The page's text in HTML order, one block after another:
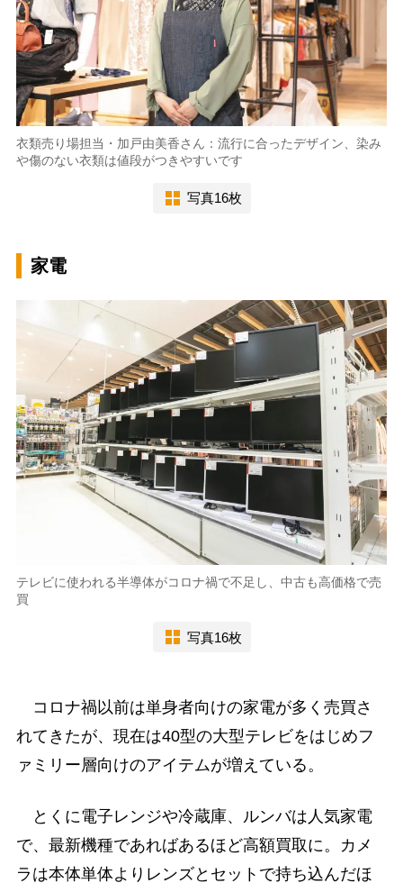
衣類売り場担当・加戸由美香さん：流行に合ったデザイン、染み
や傷のない衣類は値段がつきやすいです
写真16枚
家電
テレビに使われる半導体がコロナ禍で不足し、中古も高価格で売
買
写真16枚
コロナ禍以前は単身者向けの家電が多く売買さ
れてきたが、現在は40型の大型テレビをはじめフ
ァミリー層向けのアイテムが増えている。
とくに電子レンジや冷蔵庫、ルンバは人気家電
で、最新機種であればあるほど高額買取に。カメ
ラは本体単体よりレンズとセットで持ち込んだほ